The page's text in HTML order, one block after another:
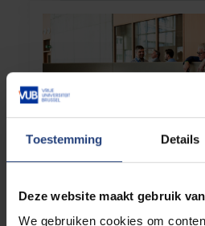
Toestemming Details
Deze website maakt gebruik
We gebruiken cookies om
VUB lanceert Facts &